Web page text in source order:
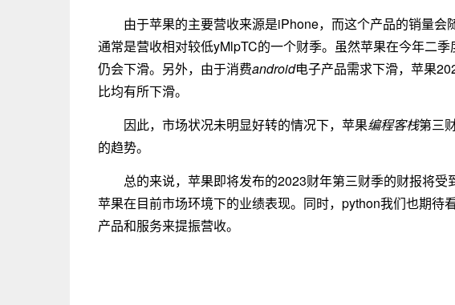
由于苹果的主要营收来源是iPhone，而这个产品的销量会
通常是营收相对较低yMlpTC的一个财季。虽然苹果在今年二
仍会下滑。另外，由于消费android电子产品需求下滑，苹果
比均有所下滑。
因此，市场状况未明显好转的情况下，苹果编程客栈第三
的趋势。
总的来说，苹果即将发布的2023财年第三财季的财报将
苹果在目前市场环境下的业绩表现。同时，python我们也期待
产品和服务来提振营收。